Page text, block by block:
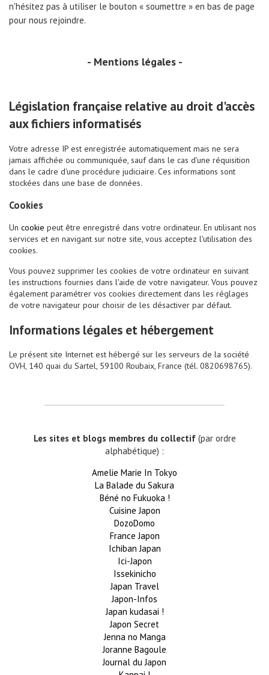
n'hésitez pas à utiliser le bouton « soumettre » en bas de page
pour nous rejoindre.
Mentions légales
Législation française relative au droit d'accès
aux fichiers informatisés
Votre adresse IP est enregistrée automatiquement mais ne sera
jamais affichée ou communiquée, sauf dans le cas d’une réquisition
dans le cadre d'une procédure judiciaire. Ces informations sont
stockées dans une base de données.
Cookies
Un cookie peut être enregistré dans votre ordinateur. En utilisant nos
services et en navigant sur notre site, vous acceptez l'utilisation des
cookies.
Vous pouvez supprimer les cookies de votre ordinateur en suivant
les instructions fournies dans l'aide de votre navigateur. Vous pouvez
également paramétrer vos cookies directement dans les réglages
de votre navigateur pour choisir de les désactiver par défaut.
Informations légales et hébergement
Le présent site Internet est hébergé sur les serveurs de la société
OVH, 140 quai du Sartel, 59100 Roubaix, France (tél. 0820698765).
Les sites et blogs membres du collectif(par ordre
alphabétique) :
Amelie Marie In Tokyo
La Balade du Sakura
Béné no Fukuoka !
Cuisine Japon
DozoDomo
France Japon
Ichiban Japan
Ici-Japon
Issekinicho
Japan Travel
Japon-Infos
Japan kudasai !
Japon Secret
Jenna no Manga
Joranne Bagoule
Journal du Japon